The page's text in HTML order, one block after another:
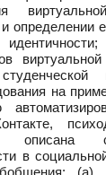
определении
на
в
(а)